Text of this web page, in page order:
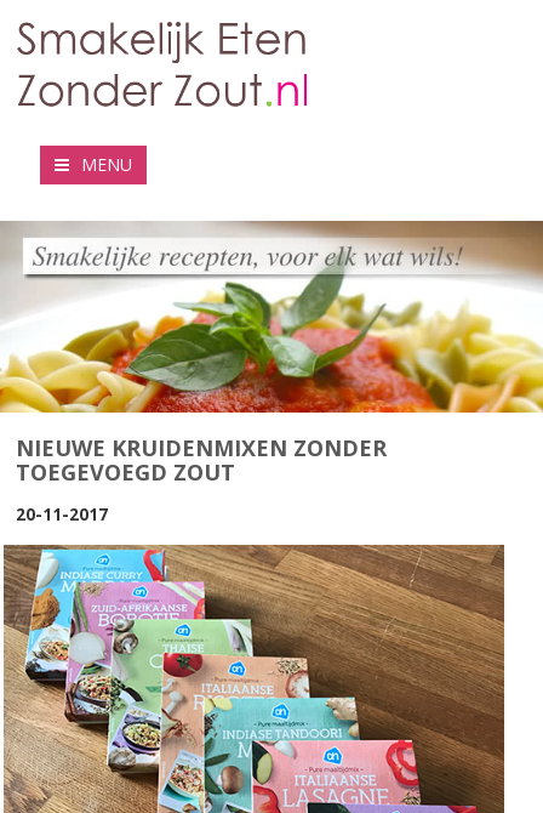
MENU
NIEUWE KRUIDENMIXEN ZONDER
TOEGEVOEGD ZOUT
20-11-2017